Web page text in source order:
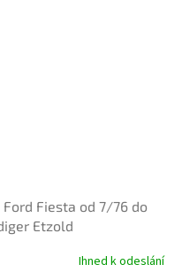
Ford Fiesta od 7/76 do
Etzold
Ihned k odeslání